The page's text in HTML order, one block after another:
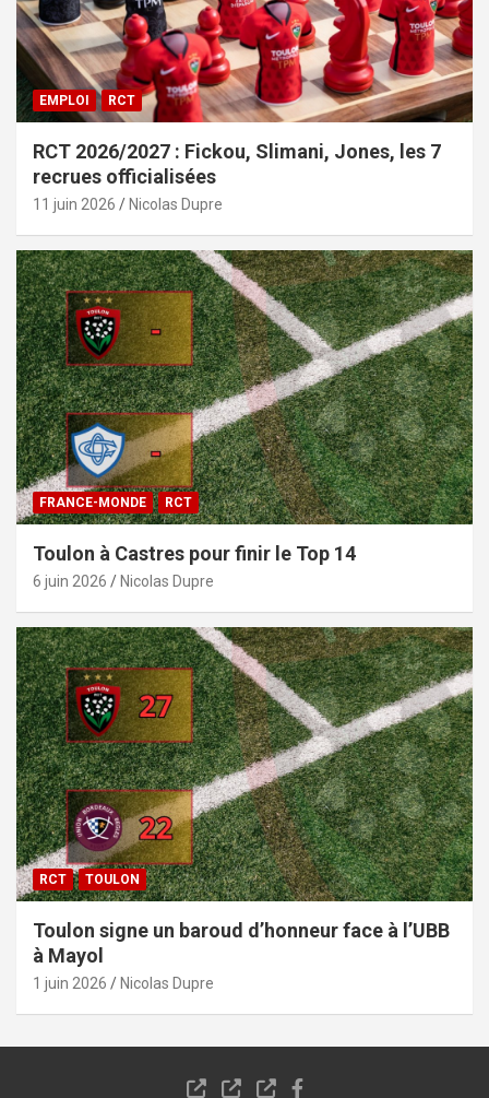
EMPLOI RCT
RCT 2026/2027 : Fickou, Slimani, Jones, les 7
recrues officialisées
11 juin 2026 Nicolas Dupre
FRANCE-MONDE RCT
Toulon à Castres pour finir le Top 14
6 juin 2026 Nicolas Dupre
RCT TOULON
Toulon signe un baroud d’honneur face à l’UBB
à Mayol
1 juin 2026 Nicolas Dupre